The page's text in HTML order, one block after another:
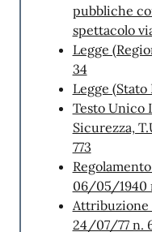
pubbliche
spettacolo
Legge
34
Legge (Stato
Testo Unico
Sicurezza,
773
06/05/1940
Attribuzione
24/07/77 n.